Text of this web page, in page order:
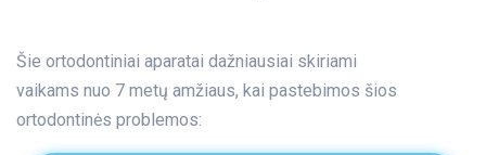
Šie ortodontiniai aparatai dažniausiai skiriami
vaikams nuo 7 metų amžiaus, kai pastebimos šios
ortodontinės problemos: